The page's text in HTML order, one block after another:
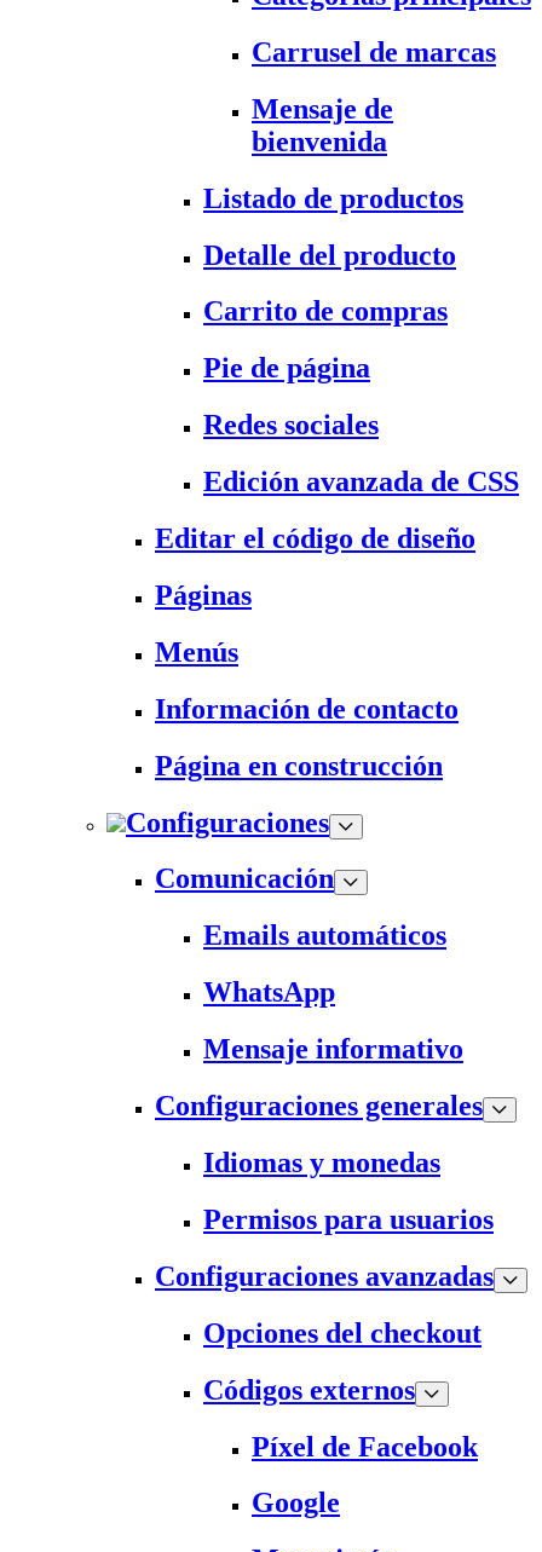
Carrusel de marcas
Mensaje de
bienvenida
Listado de productos
Detalle del producto
Carrito de compras
Pie de página
Redes sociales
Edición avanzada de CSS
Editar el código de diseño
Páginas
Menús
Información de contacto
Página en construcción
Configuraciones
Comunicación
Emails automáticos
WhatsApp
Mensaje informativo
Configuraciones generales
Idiomas y monedas
Permisos para usuarios
Configuraciones avanzadas
Opciones del checkout
Códigos externos
Píxel de Facebook
Google